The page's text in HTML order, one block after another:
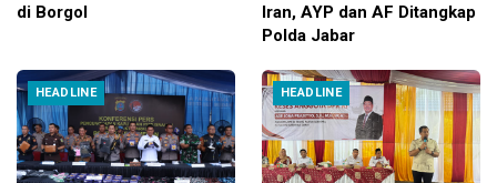
di Borgol
Iran, AYP dan AF Ditangkap
Polda Jabar
HEADLINE HEADLINE